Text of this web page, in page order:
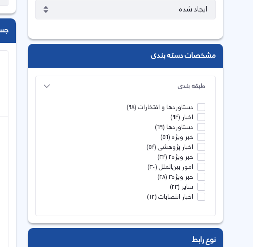
مشخصات دسته بندی
طبقه بندی
دستاوردها و افتخارات(98)
اخبار (94)
دستاوردها(69)
خبر ویژه(56)
اخبار پژوهشی(54)
خبر ویژه2 (34)
امور بین‌الملل(30)
خبر ویژه3 (28)
سایر (23)
اخبار انتصابات(12)
نوع رابط